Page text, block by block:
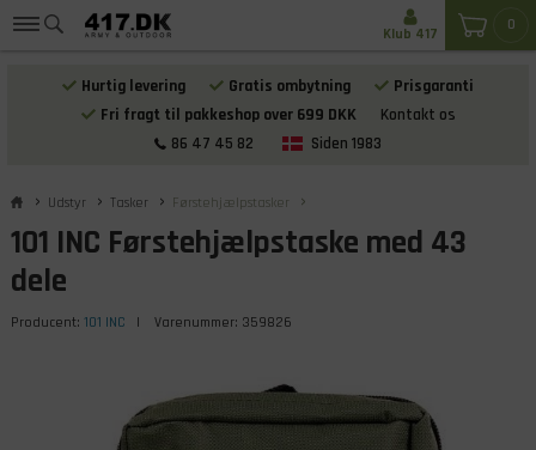
Hurtig levering Gratis ombytning
Prisgaranti
Fri fragt til pakkeshop over 699 DKK
Kontakt os
86 47 45 82
Siden 1983
0
Klub 417
Udstyr Tasker Førstehjælpstasker
101 INC Førstehjælpstaske med 43
dele
Producent: 101 INC | Varenummer: 359826